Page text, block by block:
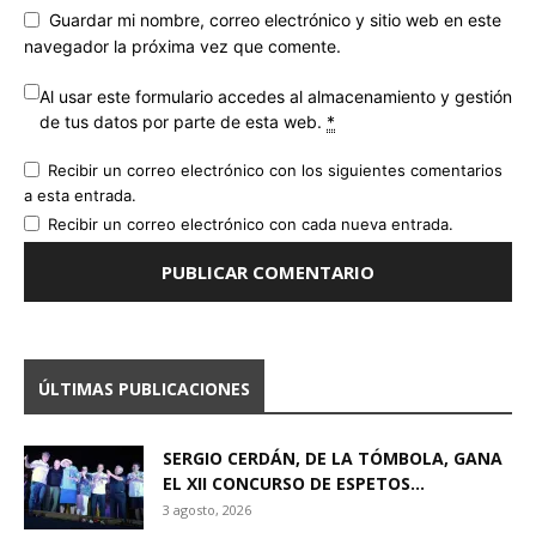
Guardar mi nombre, correo electrónico y sitio web en este
navegador la próxima vez que comente.
Al usar este formulario accedes al almacenamiento y gestión
de tus datos por parte de esta web. *
Recibir un correo electrónico con los siguientes comentarios
a esta entrada.
Recibir un correo electrónico con cada nueva entrada.
ÚLTIMAS PUBLICACIONES
SERGIO CERDÁN, DE LA TÓMBOLA, GANA
EL XII CONCURSO DE ESPETOS...
3 agosto, 2026